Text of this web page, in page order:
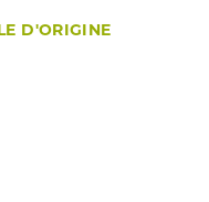
D'ORIGINE